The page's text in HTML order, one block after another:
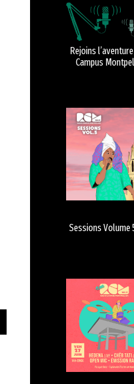
Rejoins
Campus
Sessions Volume